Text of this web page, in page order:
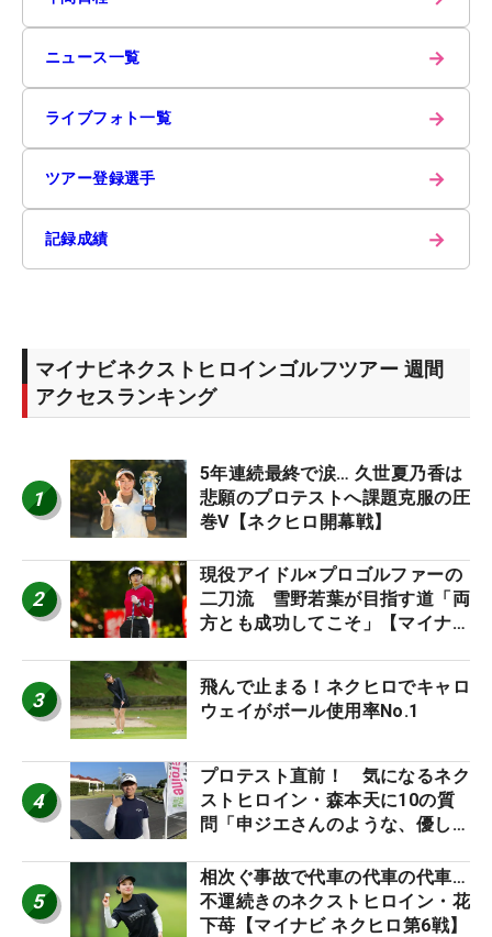
ニュース一覧 →
ライブフォト一覧 →
ツアー登録選手 →
記録成績 →
マイナビネクストヒロインゴルフツアー 週間
アクセスランキング
1
5年連続最終で涙… 久世夏乃香は
悲願のプロテストへ課題克服の圧
巻V【ネクヒロ開幕戦】
2
現役アイドル×プロゴルファーの
二刀流 雪野若葉が目指す道「両
方とも成功してこそ」【マイナビ
3
飛んで止まる！ネクヒロでキャロ
ウェイがボール使用率No.1
4
プロテスト直前！ 気になるネク
ストヒロイン・森本天に10の質
問「申ジエさんのような、優しく
になりたいです」
5
相次ぐ事故で代車の代車の代車…
不運続きのネクストヒロイン・花
下苺【マイナビ ネクヒロ第6戦】